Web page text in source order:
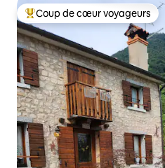
Coups de cœur voyageurs les
Coup de cœur voyageurs